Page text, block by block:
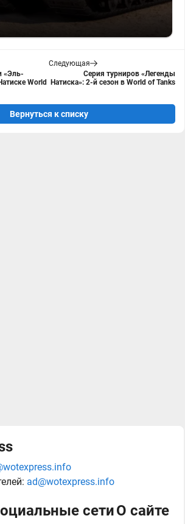
«Эль-
World
Следующая
Серия турниров «Легенды
Натиска»: 2-й сезон в World of Tanks
Вернуться к списку
ad@wotexpress.info
сетиО сайте